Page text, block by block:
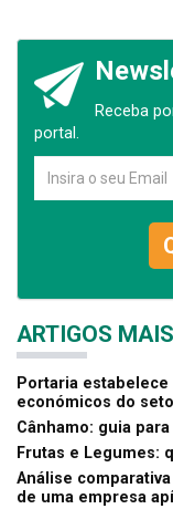
Receba
portal.
ARTIGOS
Portaria
económicos do
Cânhamo: guia
Frutas e Legumes:
Análise
de uma empresa